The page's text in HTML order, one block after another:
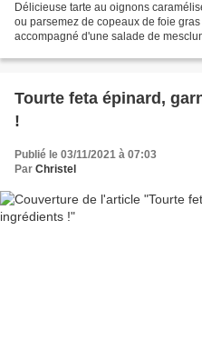
Délicieuse tarte au oignons
ou parsemez de copeaux de foie
accompagné d'une salade de
Tourte feta épinard,
!
Publié le 03/11/2021 à 07:03
Par Christel